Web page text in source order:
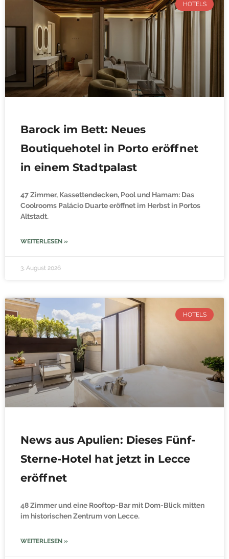
HOTELS
Barock im Bett: Neues
Boutiquehotel in Porto eröffnet
in einem Stadtpalast
47 Zimmer, Kassettendecken, Pool und Hamam: Das
Coolrooms Palácio Duarte eröffnet im Herbst in Portos
Altstadt.
WEITERLESEN »
3. August 2026
HOTELS
News aus Apulien: Dieses Fünf-
Sterne-Hotel hat jetzt in Lecce
eröffnet
48 Zimmer und eine Rooftop-Bar mit Dom-Blick mitten
im historischen Zentrum von Lecce.
WEITERLESEN »